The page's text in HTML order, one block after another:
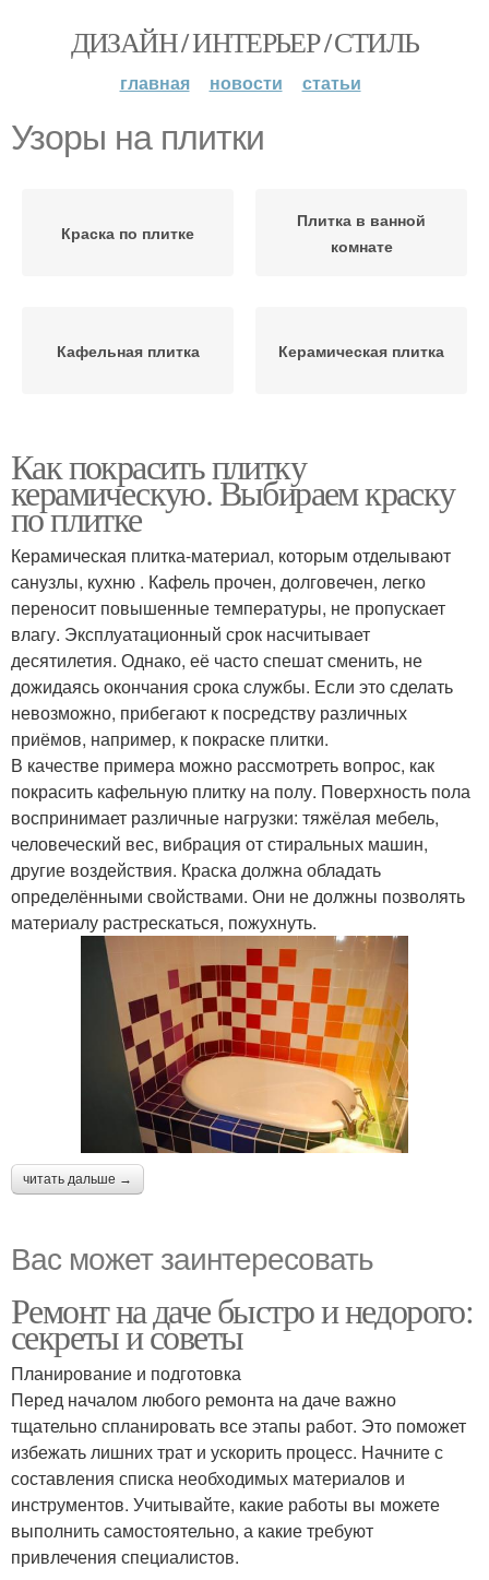
ДИЗАЙН / ИНТЕРЬЕР / СТИЛЬ
главная новости статьи
Узоры на плитки
Краска по плитке
Плитка в ванной
комнате
Кафельная плитка Керамическая плитка
Как покрасить плитку
керамическую. Выбираем краску
по плитке
Керамическая плитка-материал, которым отделывают
санузлы, кухню . Кафель прочен, долговечен, легко
переносит повышенные температуры, не пропускает
влагу. Эксплуатационный срок насчитывает
десятилетия. Однако, её часто спешат сменить, не
дожидаясь окончания срока службы. Если это сделать
невозможно, прибегают к посредству различных
приёмов, например, к покраске плитки.
В качестве примера можно рассмотреть вопрос, как
покрасить кафельную плитку на полу. Поверхность пола
воспринимает различные нагрузки: тяжёлая мебель,
человеческий вес, вибрация от стиральных машин,
другие воздействия. Краска должна обладать
определёнными свойствами. Они не должны позволять
материалу растрескаться, пожухнуть.
читать дальше →
Вас может заинтересовать
Ремонт на даче быстро и недорого:
секреты и советы
Планирование и подготовка
Перед началом любого ремонта на даче важно
тщательно спланировать все этапы работ. Это поможет
избежать лишних трат и ускорить процесс. Начните с
составления списка необходимых материалов и
инструментов. Учитывайте, какие работы вы можете
выполнить самостоятельно, а какие требуют
привлечения специалистов.